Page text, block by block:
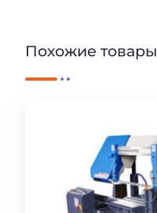
Похожие товары